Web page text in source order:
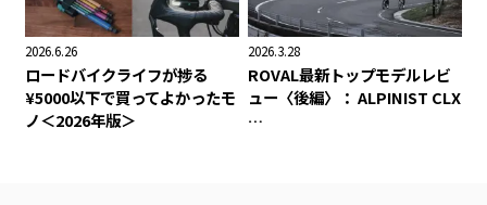
2026.6.26
ロードバイクライフが捗る
¥5000以下で買ってよかったモ
ノ＜2026年版＞
2026.3.28
ROVAL最新トップモデルレビ
ュー〈後編〉： ALPINIST CLX
…